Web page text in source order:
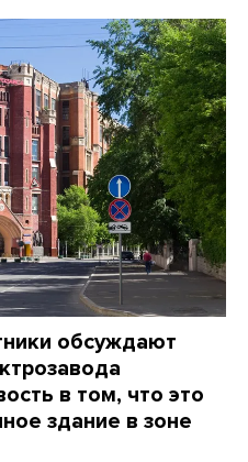
обсуждают
в том, что это
здание в зоне